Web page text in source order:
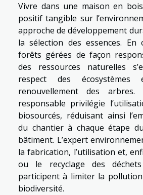
Vivre dans une maison en
positif tangible sur
approche de développement
la sélection des essences.
forêts gérées de façon
des ressources naturelles
respect des
renouvellement des arbres.
responsable privilégie
biosourcés, réduisant ainsi
du chantier à chaque étape
bâtiment. L’expert
la fabrication, l’utilisation et,
ou le recyclage des
participent à limiter la
biodiversité.